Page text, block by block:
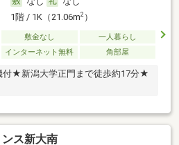
1階 / 1K（21.06m2）
敷金なし
一人暮らし
インターネット無料 角部屋
★新潟大学正門まで徒歩約17分★
ス新大南